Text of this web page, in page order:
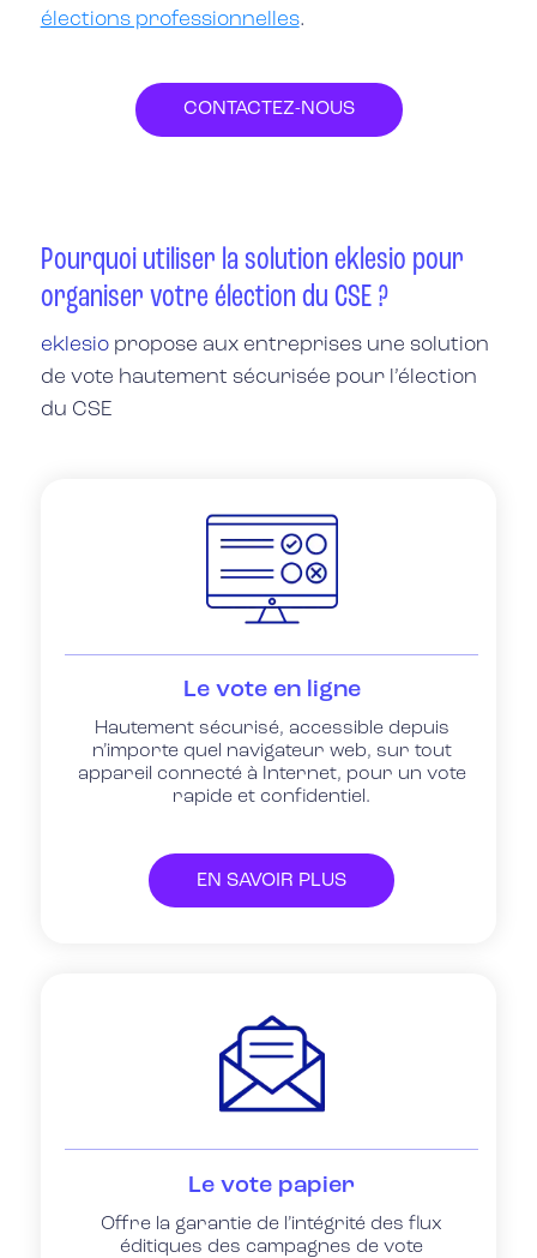
élections professionnelles.
CONTACTEZ-NOUS
Pourquoi utiliser la solution eklesio pour
organiser votre élection du CSE ?
eklesiopropose aux entreprises une solution
de vote hautement sécurisée pour l’élection
du CSE
Le vote en ligne
Hautement sécurisé, accessible depuis
n’importe quel navigateur web, sur tout
appareil connecté à Internet, pour un vote
rapide et confidentiel.
EN SAVOIR PLUS
Le vote papier
Offre la garantie de l’intégrité des flux
éditiques des campagnes de vote